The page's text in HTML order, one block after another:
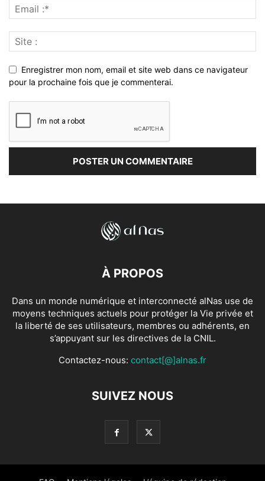
Enregistrer mon nom, email et site web dans ce navigateur
pour la prochaine fois que je commenterai.
À PROPOS
Dans un monde numérique et interconnecté alNas use de
moyens techniques actuels pour protéger la Vie privée et
la liberté de ses utilisateurs, membres ou adhérents, en
s’appuyant sur les directives de la CNIL.
Contactez-nous: contact[@]alnas.fr
SUIVEZ NOUS